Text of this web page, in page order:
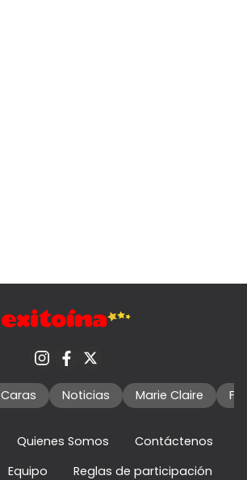
Caras Noticias Marie Claire
Quienes Somos
Contáctenos
Equipo Reglas de participación